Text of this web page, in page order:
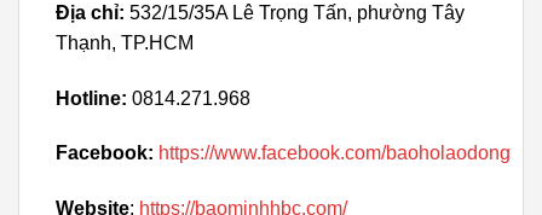
Địa chỉ: 532/15/35A Lê Trọng Tấn, phường Tây
Thạnh, TP.HCM
Hotline: 0814.271.968
Facebook: https://www.facebook.com/baoholaodong
Website: https://baominhhbc.com/